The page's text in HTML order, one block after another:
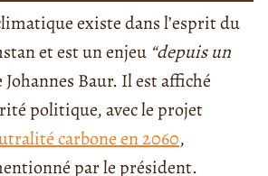
existe dans l’esprit du
et est un enjeu “depuis un
Baur. Il est affiché
politique, avec le projet
carbone en 2060,
par le président.